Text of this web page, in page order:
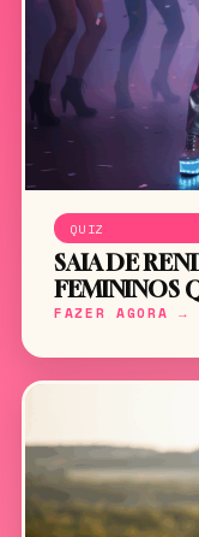
QUIZ
SAIA DE
FEMININOS
FAZER AGORA →